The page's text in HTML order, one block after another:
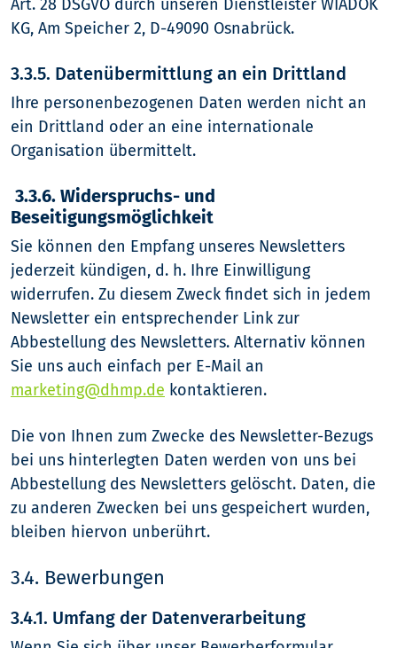
Art. 28 DSGVO durch unseren Dienstleister WIADOK
KG, Am Speicher 2, D-49090 Osnabrück.
3.3.5. Datenübermittlung an ein Drittland
Ihre personenbezogenen Daten werden nicht an
ein Drittland oder an eine internationale
Organisation übermittelt.
3.3.6. Widerspruchs- und
Beseitigungsmöglichkeit
Sie können den Empfang unseres Newsletters
jederzeit kündigen, d. h. Ihre Einwilligung
widerrufen. Zu diesem Zweck findet sich in jedem
Newsletter ein entsprechender Link zur
Abbestellung des Newsletters. Alternativ können
Sie uns auch einfach per E-Mail an
marketing@dhmp.de kontaktieren.
Die von Ihnen zum Zwecke des Newsletter-Bezugs
bei uns hinterlegten Daten werden von uns bei
Abbestellung des Newsletters gelöscht. Daten, die
zu anderen Zwecken bei uns gespeichert wurden,
bleiben hiervon unberührt.
3.4. Bewerbungen
3.4.1. Umfang der Datenverarbeitung